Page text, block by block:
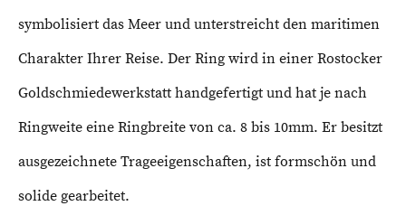
symbolisiert das Meer und unterstreicht den maritimen
Charakter Ihrer Reise. Der Ring wird in einer Rostocker
Goldschmiedewerkstatt handgefertigt und hat je nach
Ringweite eine Ringbreite von ca. 8 bis 10mm. Er besitzt
ausgezeichnete Trageeigenschaften, ist formschön und
solide gearbeitet.